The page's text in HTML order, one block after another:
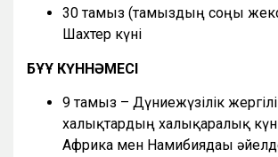
30 тамыз (тамыздың соңғы
Шахтер күні
БҰҰ КҮННӘМЕСІ
9 тамыз – Дүниежүзілік
халықтардың халықаралық
Африка мен Намибиядағы